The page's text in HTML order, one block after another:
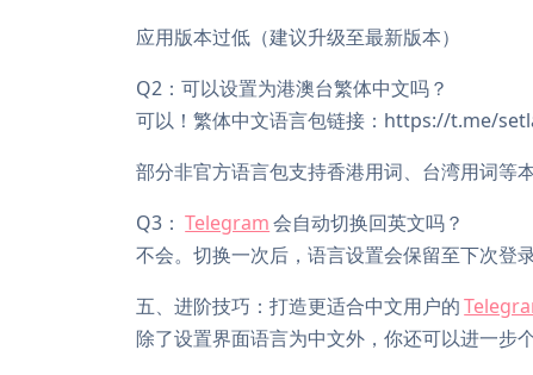
应用版本过低（建议升级至最新版本）
Q2：可以设置为港澳台繁体中文吗？
可以！繁体中文语言包链接：https://t.me/
部分非官方语言包支持香港用词、台湾用词等本
Q3： Telegram会自动切换回英文吗？
不会。切换一次后，语言设置会保留至下次登
五、进阶技巧：打造更适合中文用户的
除了设置界面语言为中文外，你还可以进一步